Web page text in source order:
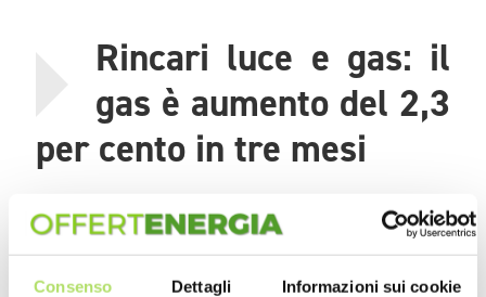
Consenso Dettagli Informazioni sui cookie
Rincari luce e gas: il
gas è aumento del 2,3
per cento in tre mesi
Rispetto all'ultimo trimestre dello scorso anno, il prezzo della
materia prima gas naturale è aumentato del 2,3 per cento. Fino
al prossimo 31 marzo, il costo del gas per l'Autorità sarà di
0,329 euro/Smc). Tornando all'analisi formulata dall'Ufficio studi